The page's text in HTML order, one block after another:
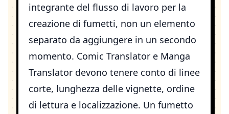
integrante del flusso di lavoro per la
creazione di fumetti, non un elemento
separato da aggiungere in un secondo
momento. Comic Translator e Manga
Translator devono tenere conto di linee
corte, lunghezza delle vignette, ordine
di lettura e localizzazione. Un fumetto